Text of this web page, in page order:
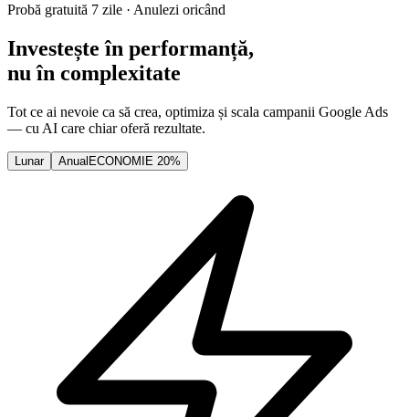
Probă gratuită 7 zile · Anulezi oricând
Investește în performanță,
nu în complexitate
Tot ce ai nevoie ca să crea, optimiza și scala campanii Google Ads
— cu AI care chiar oferă rezultate.
Lunar Anual ECONOMIE 20%